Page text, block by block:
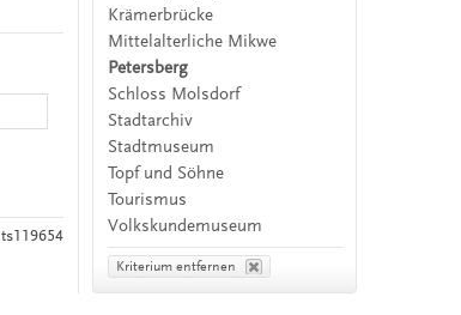
ts119654
Krämerbrücke
Mittelalterliche Mikwe
Petersberg
Schloss Molsdorf
Stadtarchiv
Stadtmuseum
Topf und Söhne
Tourismus
Volkskundemuseum
Kriterium entfernen